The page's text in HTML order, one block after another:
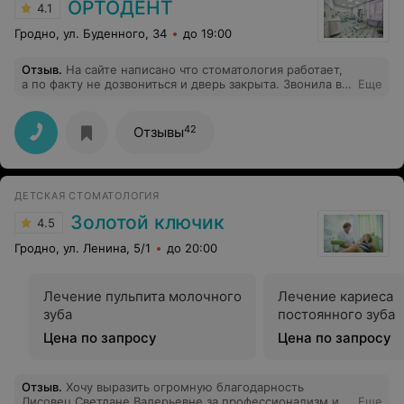
4.1 ОРТОДЕНТ
Гродно, ул. Буденного, 34 до 19:00
Отзыв. На сайте написано что стоматология работает,
а по факту не дозвониться и дверь закрыта. Звонила в
дела? Звоню с 9.00, приехала в 10.48. Как так можно
работать?
Еще
Отзывы42
ДЕТСКАЯ СТОМАТОЛОГИЯ
4.5 Золотой ключик
Гродно, ул. Ленина, 5/1 до 20:00
Лечение пульпита молочного
зуба
Цена по запросу
Лечение кариеса
постоянного зуба
Цена по запросу
Отзыв. Хочу выразить огромную благодарность